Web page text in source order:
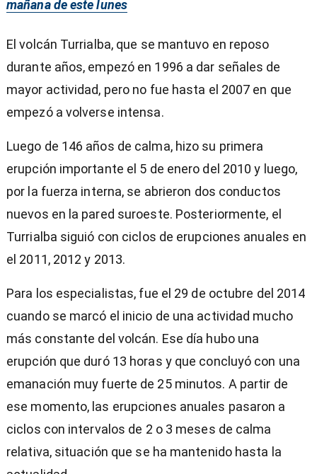
mañana de este lunes
El volcán Turrialba, que se mantuvo en reposo
durante años, empezó en 1996 a dar señales de
mayor actividad, pero no fue hasta el 2007 en que
empezó a volverse intensa.
Luego de 146 años de calma, hizo su primera
erupción importante el 5 de enero del 2010 y luego,
por la fuerza interna, se abrieron dos conductos
nuevos en la pared suroeste. Posteriormente, el
Turrialba siguió con ciclos de erupciones anuales en
el 2011, 2012 y 2013.
Para los especialistas, fue el 29 de octubre del 2014
cuando se marcó el inicio de una actividad mucho
más constante del volcán. Ese día hubo una
erupción que duró 13 horas y que concluyó con una
emanación muy fuerte de 25 minutos. A partir de
ese momento, las erupciones anuales pasaron a
ciclos con intervalos de 2 o 3 meses de calma
relativa, situación que se ha mantenido hasta la